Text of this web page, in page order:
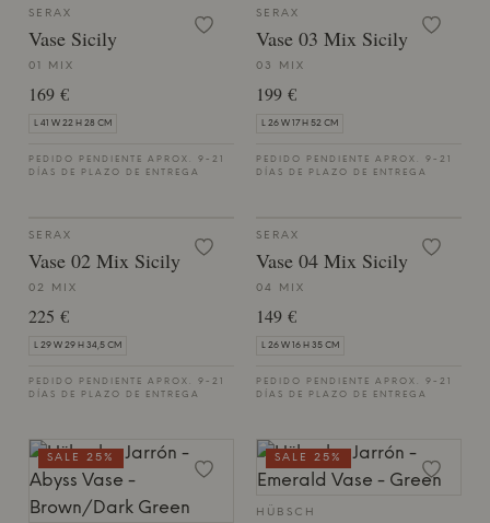
SERAX
Vase Sicily
01 MIX
169 €
L 41 W 22 H 28 CM
PEDIDO PENDIENTE APROX. 9-21
DÍAS DE PLAZO DE ENTREGA
SERAX
Vase 03 Mix Sicily
03 MIX
199 €
L 26 W 17 H 52 CM
PEDIDO PENDIENTE APROX. 9-21
DÍAS DE PLAZO DE ENTREGA
SERAX
Vase 02 Mix Sicily
02 MIX
225 €
L 29 W 29 H 34,5 CM
PEDIDO PENDIENTE APROX. 9-21
DÍAS DE PLAZO DE ENTREGA
SERAX
Vase 04 Mix Sicily
04 MIX
149 €
L 26 W 16 H 35 CM
PEDIDO PENDIENTE APROX. 9-21
DÍAS DE PLAZO DE ENTREGA
SALE 25%
HÜBSCH
SALE 25%